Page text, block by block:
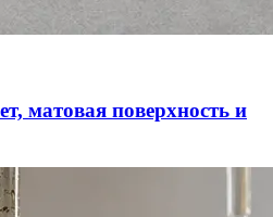
матовая поверхность и